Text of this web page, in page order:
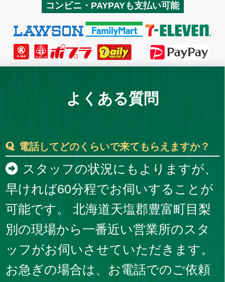
コンビニ・PAYPAYも支払い可能
よくある質問
電話してどのくらいで来てもらえますか？
スタッフの状況にもよりますが、
早ければ60分程でお伺いすることが
可能です。 北海道天塩郡豊富町目梨
別の現場から一番近い営業所のスタ
ッフがお伺いさせていただきます。
お急ぎの場合は、お電話でのご依頼